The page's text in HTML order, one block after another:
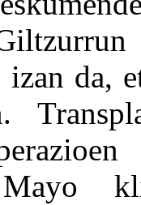
izan da,
Mayo